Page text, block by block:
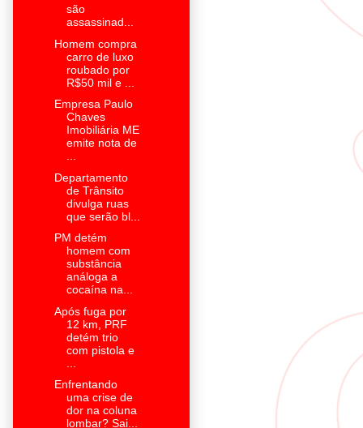
são
assassinad...
Homem compra
carro de luxo
roubado por
R$50 mil e ...
Empresa Paulo
Chaves
Imobiliária ME
emite nota de
...
Departamento
de Trânsito
divulga ruas
que serão bl...
PM detém
homem com
substância
análoga a
cocaína na...
Após fuga por
12 km, PRF
detém trio
com pistola e
Enfrentando
uma crise de
dor na coluna
lombar? Sai...